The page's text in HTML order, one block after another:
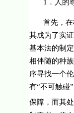
1 ．人的
首先，
其成为了实
基本法的制
相伴随的种
序寻找一个
有“不可触碰
保障，而其